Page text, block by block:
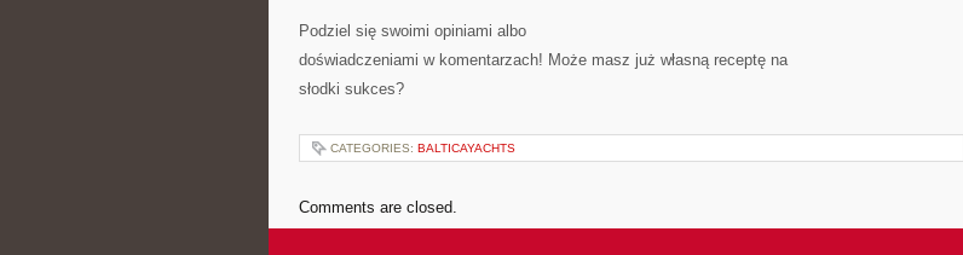
Podziel się swoimi opiniami albo
doświadczeniami w komentarzach! Może masz już własną receptę na
słodki sukces?
CATEGORIES: BALTICAYACHTS
Comments are closed.